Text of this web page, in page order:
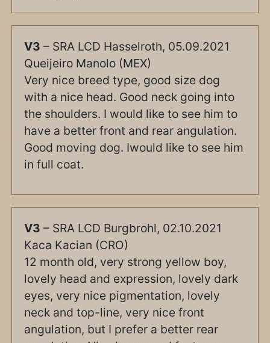
V3 – SRA LCD Hasselroth, 05.09.2021
Queijeiro Manolo (MEX)
Very nice breed type, good size dog
with a nice head. Good neck going into
the shoulders. I would like to see him to
have a better front and rear angulation.
Good moving dog. Iwould like to see him
in full coat.
V3 – SRA LCD Burgbrohl, 02.10.2021
Kaca Kacian (CRO)
12 month old, very strong yellow boy,
lovely head and expression, lovely dark
eyes, very nice pigmentation, lovely
neck and top-line, very nice front
angulation, but I prefer a better rear